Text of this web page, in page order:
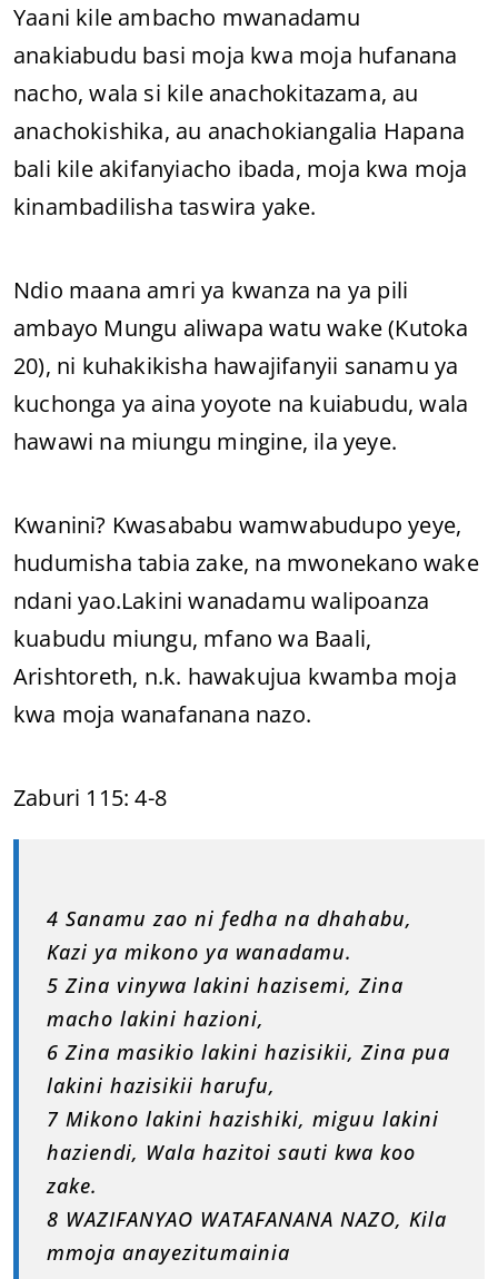
Yaani kile ambacho mwanadamu
anakiabudu basi moja kwa moja hufanana
nacho, wala si kile anachokitazama, au
anachokishika, au anachokiangalia Hapana
bali kile akifanyiacho ibada, moja kwa moja
kinambadilisha taswira yake.
Ndio maana amri ya kwanza na ya pili
ambayo Mungu aliwapa watu wake (Kutoka
20), ni kuhakikisha hawajifanyii sanamu ya
kuchonga ya aina yoyote na kuiabudu, wala
hawawi na miungu mingine, ila yeye.
Kwanini? Kwasababu wamwabudupo yeye,
hudumisha tabia zake, na mwonekano wake
ndani yao.Lakini wanadamu walipoanza
kuabudu miungu, mfano wa Baali,
Arishtoreth, n.k. hawakujua kwamba moja
kwa moja wanafanana nazo.
Zaburi 115: 4-8
4 Sanamu zao ni fedha na dhahabu,
Kazi ya mikono ya wanadamu.
5 Zina vinywa lakini hazisemi, Zina
macho lakini hazioni,
6 Zina masikio lakini hazisikii, Zina pua
lakini hazisikii harufu,
7 Mikono lakini hazishiki, miguu lakini
haziendi, Wala hazitoi sauti kwa koo
zake.
8 WAZIFANYAO WATAFANANA NAZO, Kila
mmoja anayezitumainia